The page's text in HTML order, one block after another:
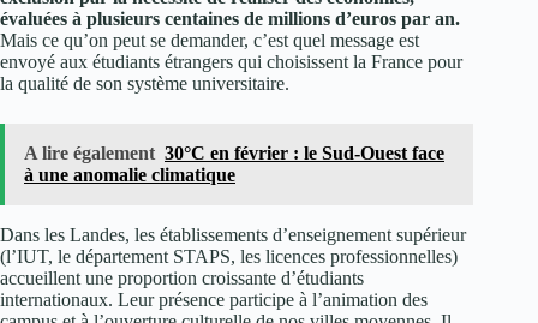
évaluées à plusieurs centaines de millions d’euros par an.
Mais ce qu’on peut se demander, c’est quel message est
envoyé aux étudiants étrangers qui choisissent la France pour
la qualité de son système universitaire.
A lire également 30°C en février : le Sud-Ouest face
à une anomalie climatique
Dans les Landes, les établissements d’enseignement supérieur
(l’IUT, le département STAPS, les licences professionnelles)
accueillent une proportion croissante d’étudiants
internationaux. Leur présence participe à l’animation des